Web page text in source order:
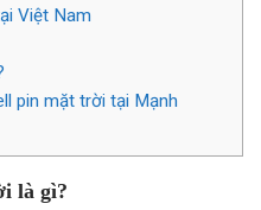
Việt Nam
pin mặt trời tại Mạnh
là gì?